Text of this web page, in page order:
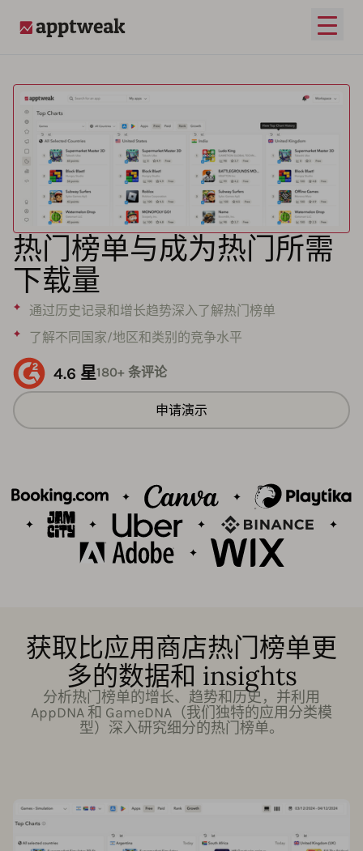
打开
热门榜单与成为热门所需
下载量
通过历史记录和增长趋势深入了解热门榜单
了解不同国家/地区和类别的竞争水平
4.6 星180+ 条评论
申请演示
获取比应用商店热门榜单更
多的数据和 insights
分析热门榜单的增长、趋势和历史，并利用
AppDNA 和 GameDNA（我们独特的应用分类模
型）深入研究细分的热门榜单。